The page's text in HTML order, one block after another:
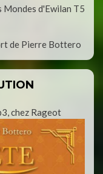
Mondes d'Ewilan T5
de Pierre Bottero
chez Rageot